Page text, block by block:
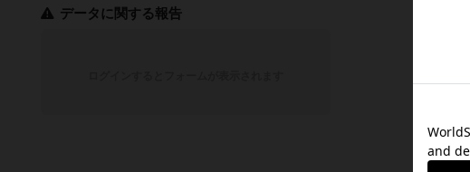
データに関する報告